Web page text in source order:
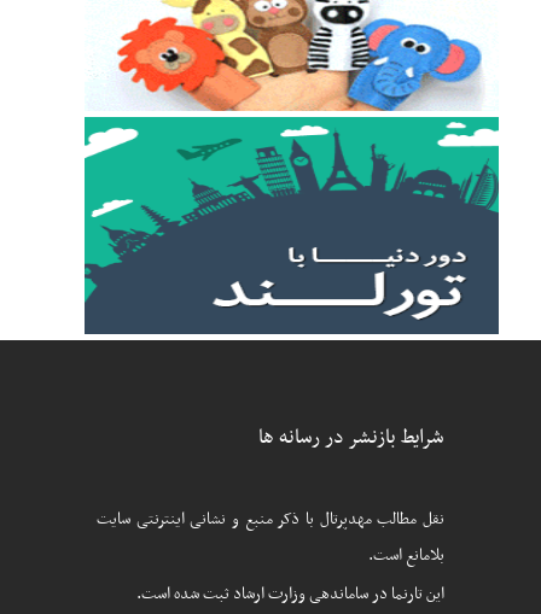
شرایط بازنشر در رسانه ها
نقل مطالب مهدپرتال با ذکر منبع و نشانی اینترنتی سایت
بلامانع است.
این تارنما در ساماندهی وزارت ارشاد ثبت شده است.